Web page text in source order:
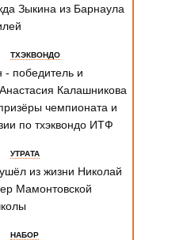
Зыкина из Барнаула
ТХЭКВОНДО
- победитель и
Калашникова
чемпионата и
по тхэквондо ИТФ
УТРАТА
из жизни Николай
Мамонтовской
НАБОР